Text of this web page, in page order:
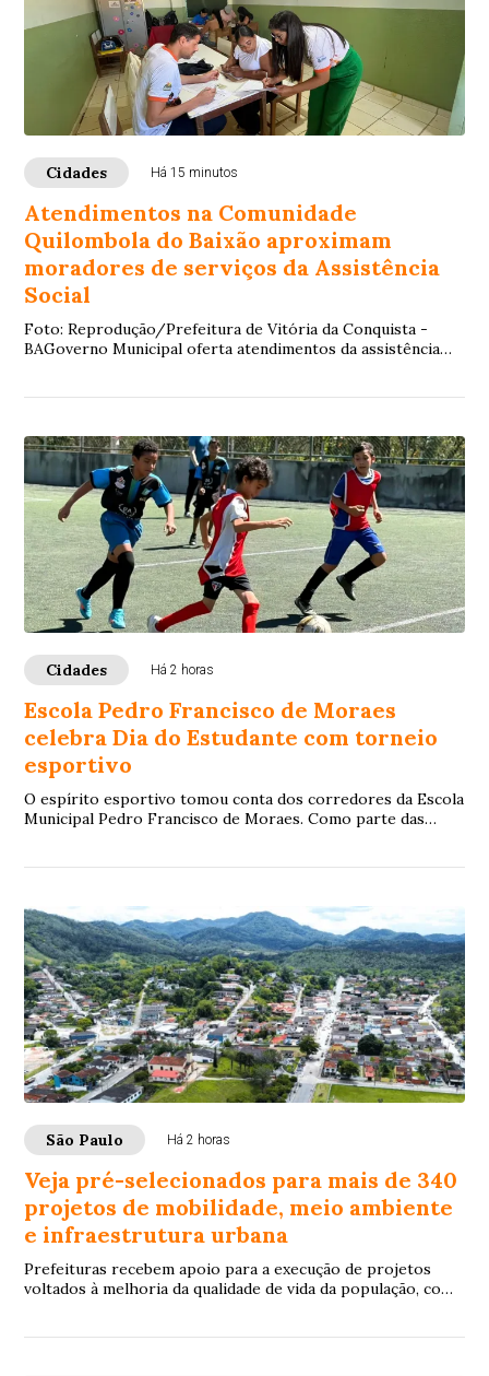
Cidades Há 15 minutos
Atendimentos na Comunidade
Quilombola do Baixão aproximam
moradores de serviços da Assistência
Social
Foto: Reprodução/Prefeitura de Vitória da Conquista -
BAGoverno Municipal oferta atendimentos da assistência
Cidades Há 2 horas
Escola Pedro Francisco de Moraes
celebra Dia do Estudante com torneio
esportivo
O espírito esportivo tomou conta dos corredores da Escola
Municipal Pedro Francisco de Moraes. Como parte das
São Paulo Há 2 horas
Veja pré-selecionados para mais de 340
projetos de mobilidade, meio ambiente
e infraestrutura urbana
Prefeituras recebem apoio para a execução de projetos
voltados à melhoria da qualidade de vida da população, com